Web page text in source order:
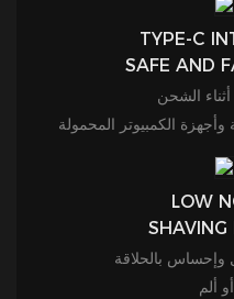
TYPE-C
SAFE AND
الشحن
الكمبيوتر المحمولة
LOW
SHAVING
بالحلاقة
ألم